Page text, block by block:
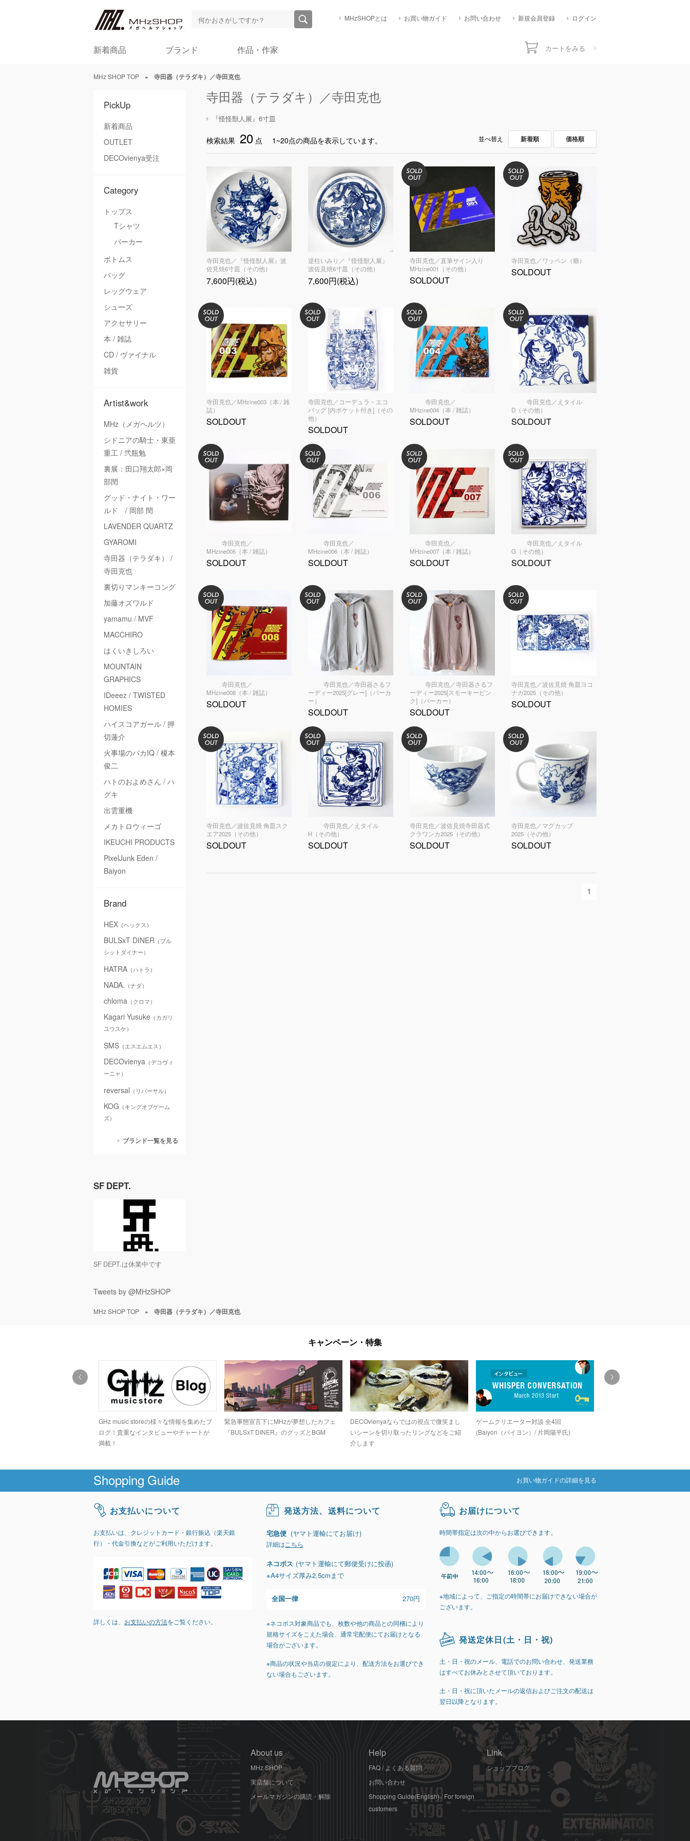
MHzSHOPとは お買い物ガイド お問い合わせ 新規会員登録 ログイン
新着商品 ブランド 作品・作家 カートをみる
MHz SHOP TOP » 寺田器（テラダキ）／寺田克也
PickUp
新着商品
OUTLET
DECOvienya受注
Category
トップス
Tシャツ
パーカー
ボトムス
バッグ
レッグウェア
シューズ
アクセサリー
本 / 雑誌
CD / ヴァイナル
雑貨
Artist&work
MHz（メガヘルツ）
シドニアの騎士・東亜
重工 / 弐瓶勉
裏展：田口翔太郎×岡
部閏
グッド・ナイト・ワー
ルド / 岡部 閏
LAVENDER QUARTZ
GYAROMI
寺田器（テラダキ） /
寺田克也
裏切りマンキーコング
加藤オズワルド
yamamu / MVF
MACCHIRO
はくいきしろい
MOUNTAIN
GRAPHICS
IDeeez / TWISTED
HOMIES
ハイスコアガール / 押
切蓮介
火事場のバカIQ / 榎本
俊二
ハトのおよめさん / ハ
グキ
出雲重機
メカトロウィーゴ
IKEUCHI PRODUCTS
PixelJunk Eden /
Baiyon
Brand
HEX （ヘックス）
BULSxT DINER （ブル
シットダイナー）
HATRA （ハトラ）
NADA. （ナダ）
chloma （クロマ）
Kagari Yusuke （カガリ
ユウスケ）
SMS （エスエムエス）
DECOvienya （デコヴィ
ーニャ）
reversal （リバーサル）
KOG （キングオブゲーム
ズ）
ブランド一覧を見る
SF DEPT.
SF DEPT.は休業中です
Tweets by @MHzSHOP
寺田器（テラダキ）／寺田克也
『怪怪獣人展』6寸皿
検索結果 20 点 1~20点の商品を表示しています。 並べ替え 新着順 価格順
寺田克也／『怪怪獣人展』波
佐見焼6寸皿（その他）
7,600円(税込)
逆柱いみり／『怪怪獣人展』
波佐見焼6寸皿（その他）
7,600円(税込)
寺田克也／直筆サイン入り
MHzine001（その他）
SOLDOUT
寺田克也／ワッペン（爺）
SOLDOUT
寺田克也／MHzine003（本 / 雑
誌）
SOLDOUT
寺田克也／コーデュラ・エコ
バッグ [内ポケット付き]（その
他）
SOLDOUT
寺田克也／
MHzine004（本 / 雑誌）
SOLDOUT
寺田克也／えタイル
D（その他）
SOLDOUT
寺田克也／
MHzine005（本 / 雑誌）
SOLDOUT
寺田克也／
MHzine006（本 / 雑誌）
SOLDOUT
寺田克也／
MHzine007（本 / 雑誌）
SOLDOUT
寺田克也／えタイル
G（その他）
SOLDOUT
寺田克也／
MHzine008（本 / 雑誌）
SOLDOUT
寺田克也／寺田器さるフ
ーディー2025[グレー]（パーカ
ー）
SOLDOUT
寺田克也／寺田器さるフ
ーディー2025[スモーキーピン
ク]（パーカー）
SOLDOUT
寺田克也／波佐見焼 角皿ヨコ
ナガ2025（その他）
SOLDOUT
寺田克也／波佐見焼 角皿スク
エア2025（その他）
SOLDOUT
寺田克也／えタイル
H（その他）
SOLDOUT
寺田克也／波佐見焼寺田器式
クラワンカ2025（その他）
SOLDOUT
寺田克也／マグカップ
2025（その他）
SOLDOUT
1
MHz SHOP TOP » 寺田器（テラダキ）／寺田克也
キャンペーン・特集
GHz music storeの様々な情報を集めたブ
ログ！貴重なインタビューやチャートが
満載！
緊急事態宣言下にMHzが夢想したカフェ
『BULSxT DINER』のグッズとBGM
DECOvienyaならではの視点で微笑まし
いシーンを切り取ったリングなどをご紹
介します
ゲームクリエーター対談 全4回
(Baiyon（バイヨン）/ 片岡陽平氏)
Shopping Guide お買い物ガイドの詳細を見る
お支払いについて
お支払いは、クレジットカード・銀行振込（楽天銀
行）・代金引換などがご利用いただけます。
詳しくは、 お支払いの方法をご覧ください。
発送方法、送料について
宅急便 (ヤマト運輸にてお届け)
詳細は こちら
ネコポス (ヤマト運輸にて郵便受けに投函)
※A4サイズ厚み2.5cmまで
全国一律 270円
※ネコポス対象商品でも、枚数や他の商品との同梱により
規格サイズをこえた場合、通常宅配便にてお届けとなる
場合がございます。
※商品の状況や当店の規定により、配送方法をお選びでき
ない場合もございます。
お届けについて
時間帯指定は次の中からお選びできます。
※地域によって、ご指定の時間帯にお届けできない場合が
ございます。
発送定休日(土・日・祝)
土・日・祝のメール、電話でのお問い合わせ、発送業務
はすべてお休みとさせて頂いております。
土・日・祝に頂いたメールの返信およびご注文の配送は
翌日以降となります。
About us
MHz SHOP
実店舗について
メールマガジンの購読・解除
Help
FAQ / よくある質問
お問い合わせ
Shopping Guide(English) / For foreign
customers
Link
ショップブログ